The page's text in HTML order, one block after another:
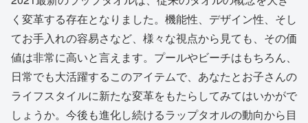
く変革する存在となりました。機能性、デザイン性、そし
てお手入れの容易さなど、様々な視点から見ても、その価
値は非常に高いと言えます。プールやビーチはもちろん、
日常でも大活躍するこのアイテムで、あなたとお子さんの
ライフスタイルに新たな変革をもたらしてみてはいかがで
しょうか。今後も進化し続けるラップタオルの動向から目